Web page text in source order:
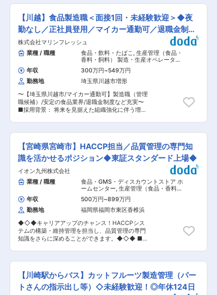
ェロモントラップという商材に特化しており、競
合もいないため、安定して成長を続けています。
・海外市場においては100か国近く、約300以上
の顧客が存在します。海外にも7社ほど競合他社
がおりますが、当社製品は値段が安すぎない分ク
オリティが担保されているためシェアの多くを占
のたばこ製造工場で使用する香料の製造／研究開
発を目的として、日本たばこ産業株式会社100％
出資により設立されました。 現在、「働き方改
革」にも積極的に取り組み、超過勤務も少なく、
仕事と家庭の両立をし易い「働きやすい職場」と
なっているものと自負しています。私共と一緒に
ます。 変更の範囲：会社の定める業務
つ当社。学校給食や病院・福祉施設を中心に高い
シェアを誇り、安定した事業基盤を築いてきまし
た。 今回は将来を見据え、本社工場を牽引いただ
く【工場長候補】を募集します。 ＼こんなお仕事
です！／ ------------------------- ・地域の食
と健康を支える社会貢献性の高い仕事 ・工場全体
を俯瞰し、裁量を持って改善に取り組める ・夜
勤・転勤なし、完全週休二日制で腰を据えて働け
る ■お仕事の概要 本社工場にて、製造部門全体
を統括する管理業務をお任せします。事務所を拠
点に製造課長などの管理職と連携しながら、生産
計画・品質・改善をリードしていただくポジショ
ンです。 ■職務内容詳細 ・工場運営全体のマネ
ジメント（生産／品質／設備／人員） ・生産計画
の策定、進捗・実績管理 ・品質管理体制の強化、
トラブル対応および再発防止 ・現場改善に向けた
50名が在籍。平均年齢は40代後半です。 中途入
社者も多く、年齢や社歴に関係なく意見を出しや
すい風土があります！製造担当の派遣スタッフも
在籍しています。 ■商材の解説 学校給食でおな
じみの「コアコア」をはじめ、飲むヨーグルト、
乳酸菌飲料、ゼリーなどを製造。病院向け商品で
は県内トップクラスのシェアを誇ります。 ■入社
後の流れ まずは現工場長や管理職、製造スタッフ
と連携しながら業務を把握。徐々に全体管理を担
い、将来的には工場の中核としてご活躍いただき
ます。 ■企業様の強み ・飲むヨーグルトのパイ
オニアとしての技術力 ・学校給食・病院向けで圧
倒的な信頼と実績 ・地域密着型で安定した経営基
【川越】食品製造職＜面接1回・未経験歓迎＞◆夜
勤なし／正社員登用／マイカー通勤可／退職金制度
あり
株式会社マリンフレッシュ
業種 / 職種
食品・飲料・たばこ , 生産管理（食品・
香料・飼料） 製造・生産オペレーター
（食品・香料・飼料）
年収 300万円~549万円
勤務地
埼玉県川越市増形
〜【埼玉県川越市/マイカー通勤可】製造職（管理
職候補）/安定の食品業界/退職金制度など充実〜
■採用背景： 将来を見据えた組織強化に伴う増員
す。 ■業務内容： 鮮魚（主にマグロ）の仕入・
加工・提案販売を行う当社にて、製造職（管理職
候補）をお任せいたします。 ■詳細： ・スタッ
フ管理（派遣やパート） ・工程管理（配置管理・
シフト管理） ・現場に入りながらのライン管理や
指導 など ■入社後： 各工程の作業を覚えてい
ただき、適正に合わせてお任せする工程を決めて
いきます。 ■魅力： ・安定の食品業界で退職金
制度なども整備されており腰を据えて働くことが
可能です。 ・キャリアアップは年齢関係なく、能
力や実績、行動力など成果を重視しております。
賞与時の査定をもとに、上司と振り返りをしステ
ップアップすることが可能です。 変更の範囲：会
社の定める業務
【宮崎県宮崎市】HACCP担当／品質管理の専門知
識を活かせるポジション◆東証スタンダード上場◆
イオン九州株式会社
業種 / 職種
食品・GMS・ディスカウントストア ホ
ームセンター, 生産管理（食品・香料・
飼料） 品質管理（食品・香料・飼料）
年収 500万円~899万円
勤務地
福岡県福岡市東区香椎浜
◆◇◆キャリアアップのチャンス！HACCPシス
テムの構築・維持管理を担当し、品質管理の専門
知識をさらに深めることができます。◆◇◆ ■
ます。特に工場・プロセスセンターの安全衛生管
理が課題となっており、外部から新しい知見を持
ち込むことで全体的な管理体制を強化したいと考
えています。 ■具体的な業務内容： 1.品質管理・
安全管理業務: ・製造工程の衛生管理チェック、
【川崎駅からバス】カットフルーツ製造管理（パー
トさんの指示出し等）◇未経験歓迎！◎年休124日